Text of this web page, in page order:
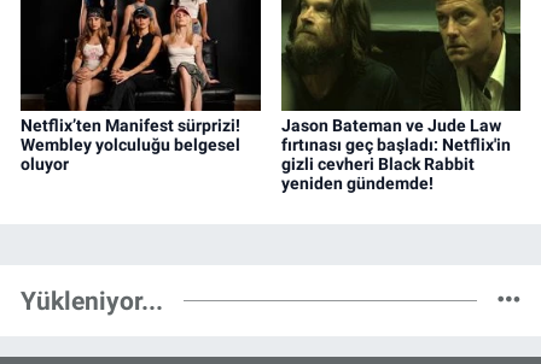
Netflix’ten Manifest sürprizi!
Wembley yolculuğu belgesel
oluyor
Jason Bateman ve Jude Law
fırtınası geç başladı: Netflix'in
gizli cevheri Black Rabbit
yeniden gündemde!
Yükleniyor...